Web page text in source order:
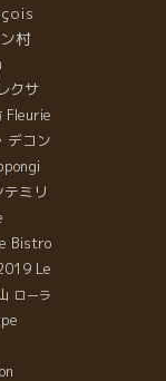
村
クサ
Fleurie
デコン
テミリ
Bistro
Le
ローラ